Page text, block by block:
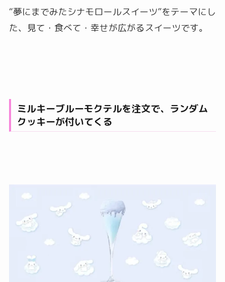
“夢にまでみたシナモロールスイーツ”をテーマにし
た、見て・食べて・幸せが広がるスイーツです。
ミルキーブルーモクテルを注文で、ランダム
クッキーが付いてくる